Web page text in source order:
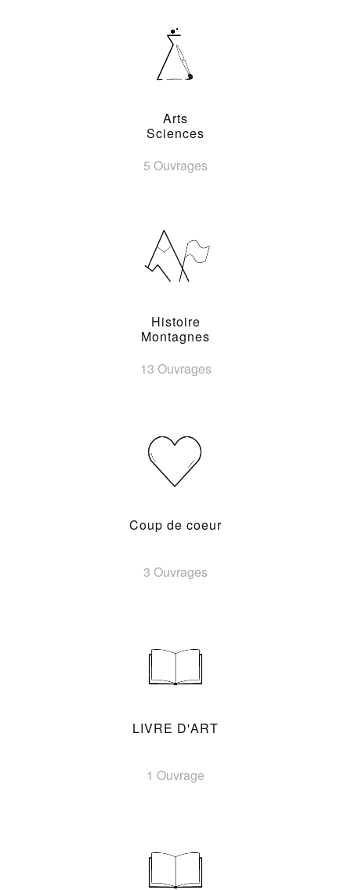
Arts
Sciences
5 Ouvrages
Histoire
Montagnes
13 Ouvrages
Coup de coeur
3 Ouvrages
LIVRE D'ART
1 Ouvrage